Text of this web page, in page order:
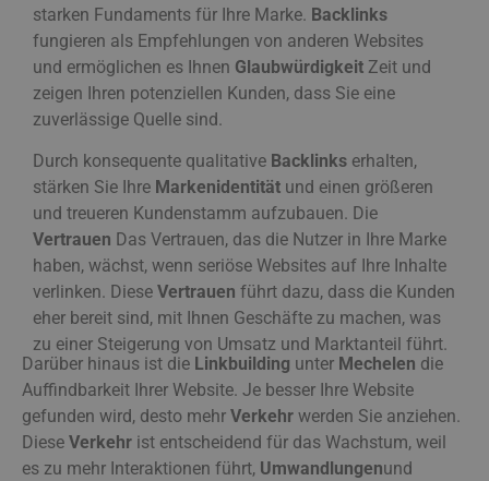
starken Fundaments für Ihre Marke. Backlinks
fungieren als Empfehlungen von anderen Websites
und ermöglichen es Ihnen Glaubwürdigkeit Zeit und
zeigen Ihren potenziellen Kunden, dass Sie eine
zuverlässige Quelle sind.
Durch konsequente qualitative Backlinks erhalten,
stärken Sie Ihre Markenidentität und einen größeren
und treueren Kundenstamm aufzubauen. Die
Vertrauen Das Vertrauen, das die Nutzer in Ihre Marke
haben, wächst, wenn seriöse Websites auf Ihre Inhalte
verlinken. Diese Vertrauen führt dazu, dass die Kunden
eher bereit sind, mit Ihnen Geschäfte zu machen, was
zu einer Steigerung von Umsatz und Marktanteil führt.
Darüber hinaus ist die Linkbuilding unter Mechelen die
Auffindbarkeit Ihrer Website. Je besser Ihre Website
gefunden wird, desto mehr Verkehr werden Sie anziehen.
Diese Verkehr ist entscheidend für das Wachstum, weil
es zu mehr Interaktionen führt, Umwandlungenund